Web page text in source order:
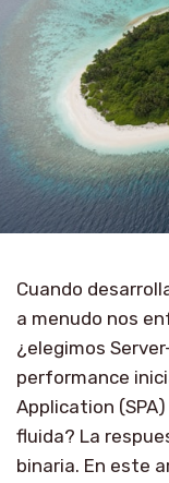
Cuando
a menudo nos
¿elegimos
performance
Application
fluida? La
binaria. En este